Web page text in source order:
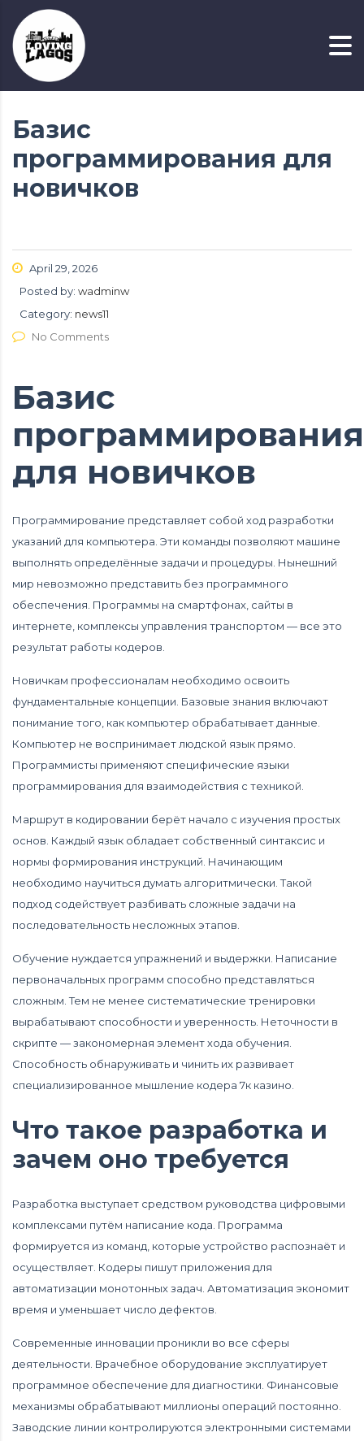
Базис
программирования для
новичков
April 29, 2026
Posted by: wadminw
Category: news11
No Comments
Базис
программирования
для новичков
Программирование представляет собой ход разработки
указаний для компьютера. Эти команды позволяют машине
выполнять определённые задачи и процедуры. Нынешний
мир невозможно представить без программного
обеспечения. Программы на смартфонах, сайты в
интернете, комплексы управления транспортом — все это
результат работы кодеров.
Новичкам профессионалам необходимо освоить
фундаментальные концепции. Базовые знания включают
понимание того, как компьютер обрабатывает данные.
Компьютер не воспринимает людской язык прямо.
Программисты применяют специфические языки
программирования для взаимодействия с техникой.
Маршрут в кодировании берёт начало с изучения простых
основ. Каждый язык обладает собственный синтаксис и
нормы формирования инструкций. Начинающим
необходимо научиться думать алгоритмически. Такой
подход содействует разбивать сложные задачи на
последовательность несложных этапов.
Обучение нуждается упражнений и выдержки. Написание
первоначальных программ способно представляться
сложным. Тем не менее систематические тренировки
вырабатывают способности и уверенность. Неточности в
скрипте — закономерная элемент хода обучения.
Способность обнаруживать и чинить их развивает
специализированное мышление кодера 7к казино.
Что такое разработка и
зачем оно требуется
Разработка выступает средством руководства цифровыми
комплексами путём написание кода. Программа
формируется из команд, которые устройство распознаёт и
осуществляет. Кодеры пишут приложения для
автоматизации монотонных задач. Автоматизация экономит
время и уменьшает число дефектов.
Современные инновации проникли во все сферы
деятельности. Врачебное оборудование эксплуатирует
программное обеспечение для диагностики. Финансовые
механизмы обрабатывают миллионы операций постоянно.
Заводские линии контролируются электронными системами